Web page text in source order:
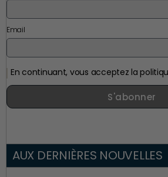
Email
En continuant, vous acceptez la
S'abonner
AUX DERNIÈRES NOUVELLES